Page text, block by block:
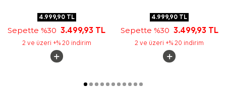
4.999,90TL
Sepette %303.499,93 TL
2 ve üzeri +% 20 indirim
4.999,90 TL
Sepette %30 3.499,93 TL
2 ve üzeri +% 20 indirim